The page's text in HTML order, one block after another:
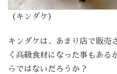
（キンダケ）
キンダケは、あまり店で販売
く高級食材になった事もある
らではないだろうか？